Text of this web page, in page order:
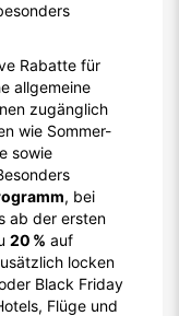
Rabatte für
allgemeine
zugänglich
wie Sommer-
sowie
, bei
ab der ersten
20 % auf
locken
Black Friday
Flüge und